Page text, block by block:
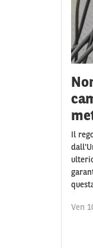
Il
Ven